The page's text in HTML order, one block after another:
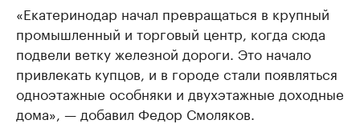
«Екатеринодар начал превращаться в крупный
промышленный и торговый центр, когда сюда
подвели ветку железной дороги. Это начало
привлекать купцов, и в городе стали появляться
одноэтажные особняки и двухэтажные доходные
дома», — добавил Федор Смоляков.